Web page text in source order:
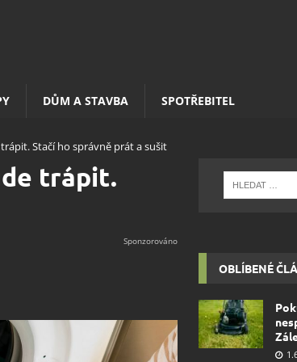
DŮM A STAVBA SPOTŘEBITEL
Stačí ho správně prát a sušit
trápit.
OBLÍBENÉ